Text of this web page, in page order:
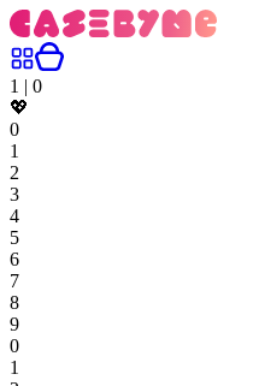
1 | 0
💖
0
1
2
3
4
5
6
7
8
9
0
1